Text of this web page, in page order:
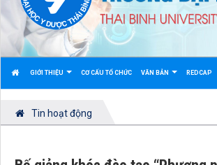
GIỚI THIỆU CƠ CẤU TỔ CHỨC VĂN BẢN REDCAP
Tin hoạt động